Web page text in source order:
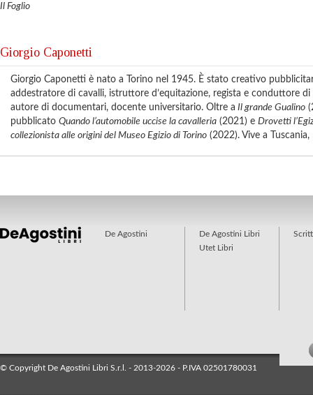
Il Foglio
Giorgio Caponetti
Giorgio Caponetti è nato a Torino nel 1945. È stato creativo
addestratore di cavalli, istruttore d’equitazione, regista e conduttore
autore di documentari, docente universitario. Oltre a Il grande Gualino
pubblicato Quando l’automobile uccise la cavalleria (2021) e Drovetti
collezionista alle origini del Museo Egizio di Torino (2022). Vive a
De Agostini
De Agostini Libri
Utet Libri
© Copyright De Agostini Libri S.r.l. - 2013-2026 - P.IVA 02501780031